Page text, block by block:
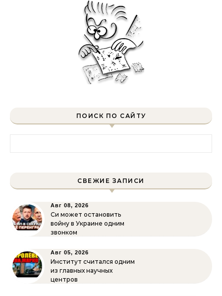
ПОИСК ПО САЙТУ
СВЕЖИЕ ЗАПИСИ
Авг 08, 2026
Си может остановить
войну в Украине одним
звонком
Авг 05, 2026
Институт считался одним
из главных научных
центров